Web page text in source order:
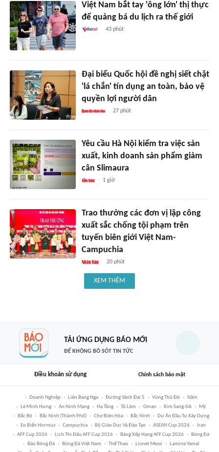
Việt Nam bắt tay 'ông lớn' thị thực
để quảng bá du lịch ra thế giới
43 phút
Đại biểu Quốc hội đề nghị siết chặt
'lá chắn' tín dụng an toàn, bảo vệ
quyền lợi người dân
27 phút
Yêu cầu Hà Nội kiểm tra việc sản
xuất, kinh doanh sản phẩm giảm
cân Slimaura
1 giờ
Trao thưởng các đơn vị lập công
xuất sắc chống tội phạm trên
tuyến biên giới Việt Nam-
Campuchia
20 phút
XEM THÊM
TẢI ỨNG DỤNG BÁO MỚI
ĐỂ KHÔNG BỎ SÓT TIN TỨC
Điều khoản sử dụng Chính sách bảo mật
Doanh Nghiệp Liên Bang Nga Đường Vành Đai 5 Vùng Thủ Đô
Năm
Lê Minh Hưng
An Ninh Mạng Hạ Tầng Tô Lâm Oman Kim Sang-Sik
Mỹ
Bắc Bộ
Bắc Ninh (thành Phố) Chợ Biên Hòa Bắc Ninh
Dự Án Đầu Tư Xây Dựng
Eo Biển Hormuz
Campuchia Bộ Giáo Dục Và Đào Tạo ASEAN Cup 2026
Iran
AFF Cup 2026
Lịch Thi Đấu AFF Cup 2026 Bảng Xếp Hạng AFF Cup 2026
Bóng Đá
Báo Bóng Đá
Bóng Đá Việt Nam Thể Thao Lionel Messi
Lamine Yamal